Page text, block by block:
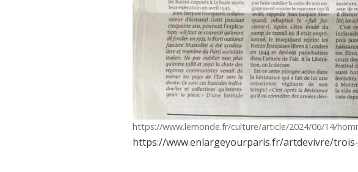
https://www.lemonde.fr/culture/article/2024/06/14/
https://www.enlargeyourparis.fr/artdevivre/